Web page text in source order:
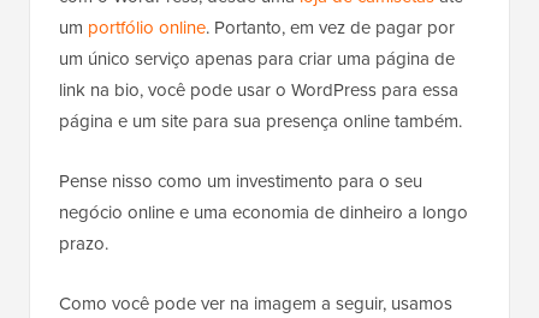
um portfólio online. Portanto, em vez de pagar por
um único serviço apenas para criar uma página de
link na bio, você pode usar o WordPress para essa
página e um site para sua presença online também.
Pense nisso como um investimento para o seu
negócio online e uma economia de dinheiro a longo
prazo.
Como você pode ver na imagem a seguir, usamos